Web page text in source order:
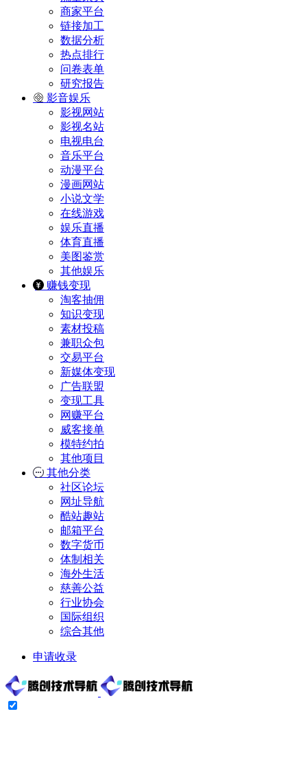
商家平台
链接加工
数据分析
热点排行
问卷表单
研究报告
影音娱乐
影视网站
影视名站
电视电台
音乐平台
动漫平台
漫画网站
小说文学
在线游戏
娱乐直播
体育直播
美图鉴赏
其他娱乐
赚钱变现
淘客抽佣
知识变现
素材投稿
兼职众包
交易平台
新媒体变现
广告联盟
变现工具
网赚平台
威客接单
模特约拍
其他项目
其他分类
社区论坛
网址导航
酷站趣站
邮箱平台
数字货币
体制相关
海外生活
慈善公益
行业协会
国际组织
综合其他
申请收录